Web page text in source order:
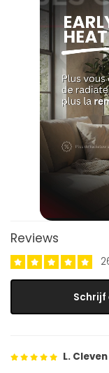
Reviews
Schrijf
L. Cleven